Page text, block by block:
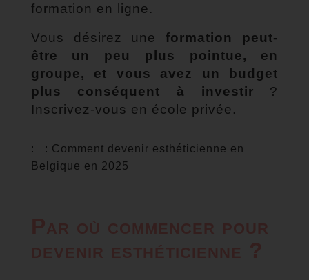
formation en ligne.
Vous désirez uneformation peut-
être un peu plus pointue, en
groupe, et vous avez un budget
plus conséquent à investir ?
Inscrivez-vous en école privée.
: : Comment devenir esthéticienne en
Belgique en 2025